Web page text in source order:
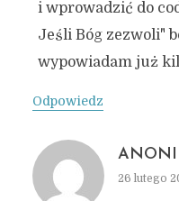
i wprowadzić do
Jeśli Bóg zezwoli"
wypowiadam już
Odpowiedz
26 lutego